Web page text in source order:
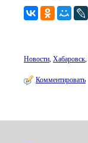
Новости, Хабаровск,
Комментировать